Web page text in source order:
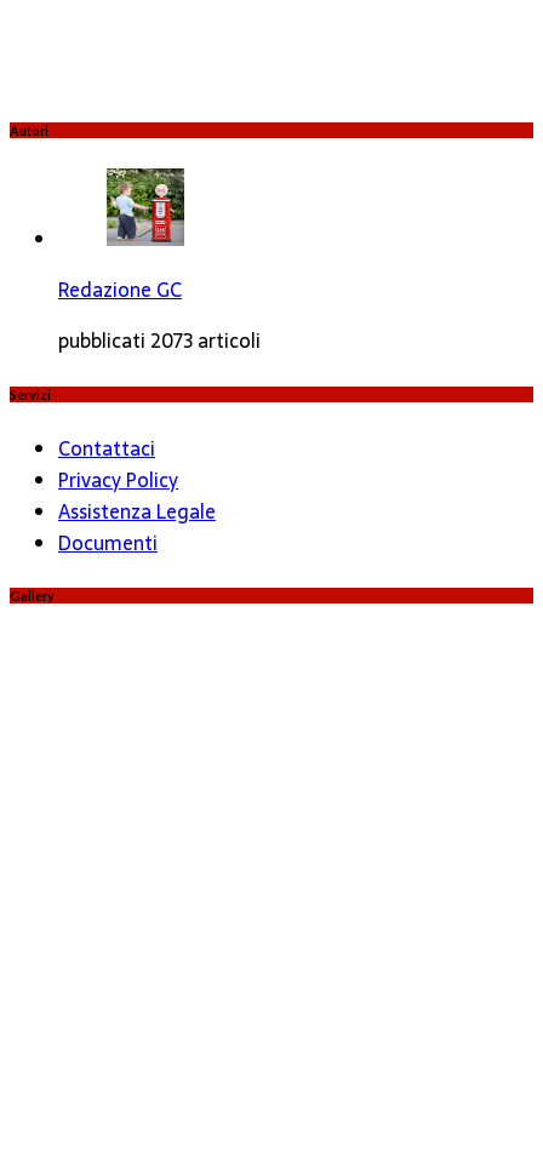
Autori
Redazione GC
pubblicati 2073 articoli
Servizi
Contattaci
Privacy Policy
Assistenza Legale
Documenti
Gallery